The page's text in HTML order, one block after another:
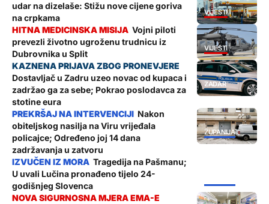
VIJESTI
udar na dizelaše: Stižu nove cijene goriva
na crpkama
VIJESTI
Vojni piloti
prevezli životno ugroženu trudnicu iz
Dubrovnika u Split
ZADAR
Dostavljač u Zadru uzeo novac od kupaca i
zadržao ga za sebe; Pokrao poslodavca za
stotine eura
ŽUPANIJA
Nakon
obiteljskog nasilja na Viru vrijeđala
policajce; Određeno joj 14 dana
zadržavanja u zatvoru
Tragedija na Pašmanu;
U uvali Lučina pronađeno tijelo 24-
godišnjeg Slovenca